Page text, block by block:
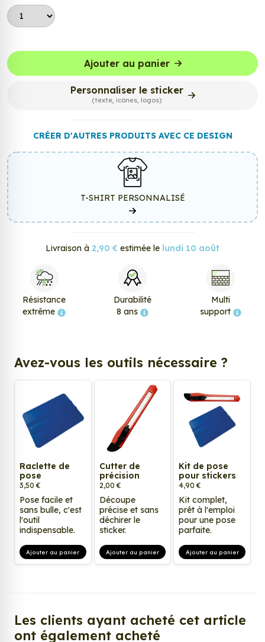
Ajouter au panier
Personnaliser le sticker
(texte, icônes, logos)
CRÉER D'AUTRES PRODUITS AVEC CE DESIGN
T-SHIRT PERSONNALISÉ
Livraison à 2,90 € estimée le lundi 10 août
Résistance
extrême
Durabilité
8 ans
Multi
support
Avez-vous les outils nécessaire ?
Raclette de
pose
3,50 €
Pose facile et
sans bulle, c'est
l'outil
indispensable.
Ajouter au panier
Cutter de
précision
2,00 €
Découpe
précise et sans
déchirer le
sticker.
Ajouter au panier
Kit de pose
pour stickers
4,90 €
Kit complet,
prêt à l'emploi
pour une pose
parfaite.
Ajouter au panier
Les clients ayant acheté cet article
ont également acheté